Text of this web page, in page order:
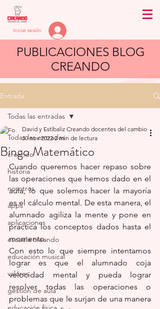
Iniciar sesión
PUBLICACIONES BLOG
CREANDO
Entrada
Todas las entradas
creando
historia
nosotros
apps
aplicaciones
escuela creando
educación musical
valores
gestión de aula
Todas las entradas
Bingo Matemático
David y Estíbaliz Creando docentes del cambio
30 nov 2022 2 min de lectura
Cuando queremos hacer repaso sobre
las operaciones que hemos dado en el
aula, lo que solemos hacer la mayoría
es el cálculo mental. De esta manera, el
alumnado agiliza la mente y pone en
práctica los conceptos dados hasta el
momento.
Con esto lo que siempre intentamos
lograr es que el alumnado coja
velocidad mental y pueda lograr
resolver todas las operaciones o
problemas que le surjan de una manera